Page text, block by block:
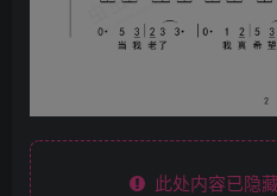
此处内容已隐